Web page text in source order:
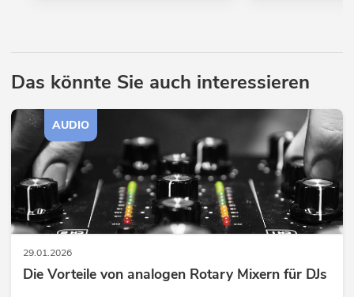
Das könnte Sie auch interessieren
29.01.2026
Die Vorteile von analogen Rotary Mixern für DJs
AUDIO